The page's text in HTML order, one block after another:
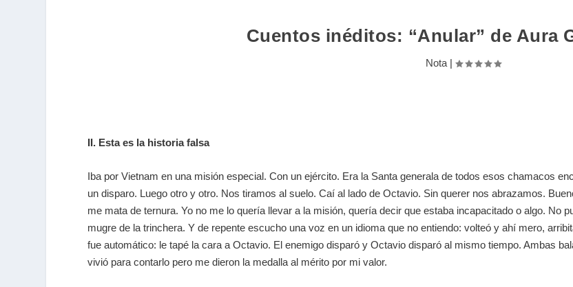
Cuentos inéditos: “Anular” de Aura
Nota|
II. Esta es la historia falsa
Iba por Vietnam en una misión especial. Con un ejército. Era la Santa generala de todos esos chamacos
un disparo. Luego otro y otro. Nos tiramos al suelo. Caí al lado de Octavio. Sin querer nos abrazamos.
me mata de ternura. Yo no me lo quería llevar a la misión, quería decir que estaba incapacitado o algo. No
mugre de la trinchera. Y de repente escucho una voz en un idioma que no entiendo: volteó y ahí mero,
fue automático: le tapé la cara a Octavio. El enemigo disparó y Octavio disparó al mismo tiempo. Ambas
vivió para contarlo pero me dieron la medalla al mérito por mi valor.